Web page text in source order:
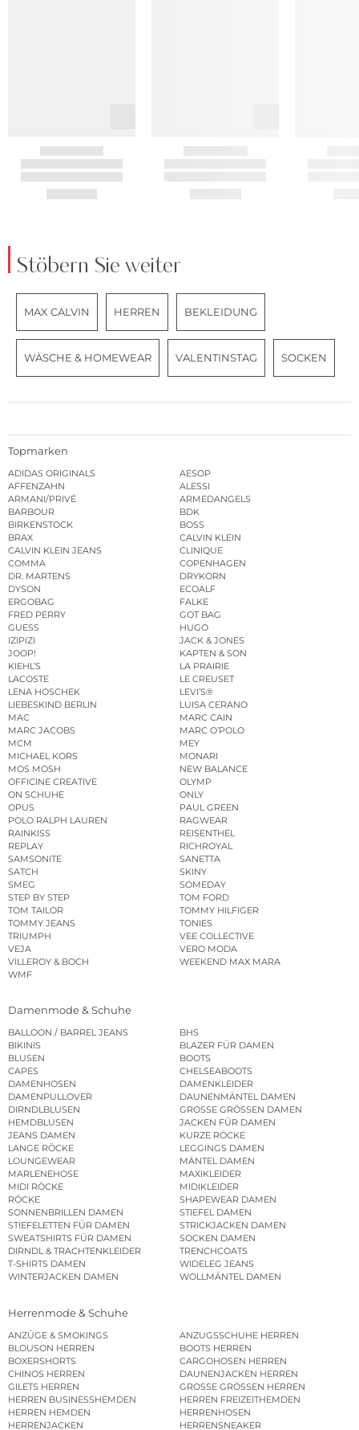
Stöbern Sie weiter
MAX CALVIN HERREN BEKLEIDUNG
WÄSCHE & HOMEWEAR VALENTINSTAG SOCKEN
Topmarken
ADIDAS ORIGINALS
AESOP
AFFENZAHN
ALESSI
ARMANI/PRIVÉ
ARMEDANGELS
BARBOUR
BDK
BIRKENSTOCK
BOSS
BRAX
CALVIN KLEIN
CALVIN KLEIN JEANS
CLINIQUE
COMMA
COPENHAGEN
DR. MARTENS
DRYKORN
DYSON
ECOALF
ERGOBAG
FALKE
FRED PERRY
GOT BAG
GUESS
HUGO
IZIPIZI
JACK & JONES
JOOP!
KAPTEN & SON
KIEHL’S
LA PRAIRIE
LACOSTE
LE CREUSET
LENA HOSCHEK
LEVI’S®
LIEBESKIND BERLIN
LUISA CERANO
MAC
MARC CAIN
MARC JACOBS
MARC O’POLO
MCM
MEY
MICHAEL KORS
MONARI
MOS MOSH
NEW BALANCE
OFFICINE CREATIVE
OLYMP
ON SCHUHE
ONLY
OPUS
PAUL GREEN
POLO RALPH LAUREN
RAGWEAR
RAINKISS
REISENTHEL
REPLAY
RICHROYAL
SAMSONITE
SANETTA
SATCH
SKINY
SMEG
SOMEDAY
STEP BY STEP
TOM FORD
TOM TAILOR
TOMMY HILFIGER
TOMMY JEANS
TONIES
TRIUMPH
VEE COLLECTIVE
VEJA
VERO MODA
VILLEROY & BOCH
WEEKEND MAX MARA
WMF
Damenmode & Schuhe
BALLOON / BARREL JEANS
BHS
BIKINIS
BLAZER FÜR DAMEN
BLUSEN
BOOTS
CAPES
CHELSEABOOTS
DAMENHOSEN
DAMENKLEIDER
DAMENPULLOVER
DAUNENMÄNTEL DAMEN
DIRNDLBLUSEN
GROSSE GRÖSSEN DAMEN
HEMDBLUSEN
JACKEN FÜR DAMEN
JEANS DAMEN
KURZE RÖCKE
LANGE RÖCKE
LEGGINGS DAMEN
LOUNGEWEAR
MÄNTEL DAMEN
MARLENEHOSE
MAXIKLEIDER
MIDI RÖCKE
MIDIKLEIDER
RÖCKE
SHAPEWEAR DAMEN
SONNENBRILLEN DAMEN
STIEFEL DAMEN
STIEFELETTEN FÜR DAMEN
STRICKJACKEN DAMEN
SWEATSHIRTS FÜR DAMEN
SOCKEN DAMEN
DIRNDL & TRACHTENKLEIDER
TRENCHCOATS
T-SHIRTS DAMEN
WIDELEG JEANS
WINTERJACKEN DAMEN
WOLLMÄNTEL DAMEN
Herrenmode & Schuhe
ANZÜGE & SMOKINGS
ANZUGSSCHUHE HERREN
BLOUSON HERREN
BOOTS HERREN
BOXERSHORTS
CARGOHOSEN HERREN
CHINOS HERREN
DAUNENJACKEN HERREN
GILETS HERREN
GROSSE GRÖSSEN HERREN
HERREN BUSINESSHEMDEN
HERREN FREIZEITHEMDEN
HERREN HEMDEN
HERRENHOSEN
HERRENJACKEN
HERRENSNEAKER